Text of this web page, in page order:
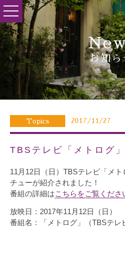
toggle
navigation
お知ら
Topics 2017/11/27
TBSテレビ「メトログ
11月12日（日）TBSテレビ「メ
チューが紹介されました！
番組の詳細はこちらをご覧くださ
放映日：2017年11月12日（日）
番組名：「メトログ」（TBSテレ